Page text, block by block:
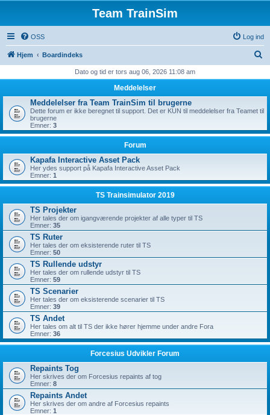
Team TrainSim
OSS Log ind
Hjem Boardindeks
Dato og tid er tors aug 06, 2026 11:08 am
Meddelelser
Meddelelser fra Team TrainSim til brugerne
Dette forum er ikke beregnet til support. Det er KUN til meddelelser fra Teamet til
brugerne
Emner: 3
Forum
Kapafa Interactive Asset Pack
Her ydes support på Kapafa Interactive Asset Pack
Emner: 1
TS Trainsimulator 2019
TS Projekter
Her tales der om igangværende projekter af alle typer til TS
Emner: 35
TS Ruter
Her tales der om eksisterende ruter til TS
Emner: 50
TS Rullende udstyr
Her tales der om rullende udstyr til TS
Emner: 59
TS Scenarier
Her tales der om eksisterende scenarier til TS
Emner: 39
TS Andet
Her tales om alt til TS der ikke hører hjemme under andre Fora
Emner: 36
Forcesius Udvikler Forum
Repaints Tog
Her skrives der om Forcesius repaints af tog
Emner: 8
Repaints Andet
Her skrives der om andre af Forcesius repaints
Emner: 1